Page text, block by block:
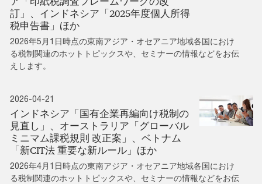
訂」、インドネシア「2025年度個人所得
税申告書」ほか
2026年5月1日時点の東南アジア・オセアニア地域各国におけ
る税制関連のホットトピックスや、セミナーの情報などをお伝
えします。
2026-04-21
インドネシア「国有企業再編向け税制の
見直し」、オーストラリア「グローバル
ミニマム課税規則 改正案」、ベトナム
「新CIT法 重要な新ルール」ほか
2026年4月1日時点の東南アジア・オセアニア地域各国におけ
る税制関連のホットトピックスや、セミナーの情報などをお伝